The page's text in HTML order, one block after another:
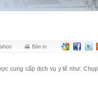
Bản in
cung cấp dịch vụ y tế như: Chụp